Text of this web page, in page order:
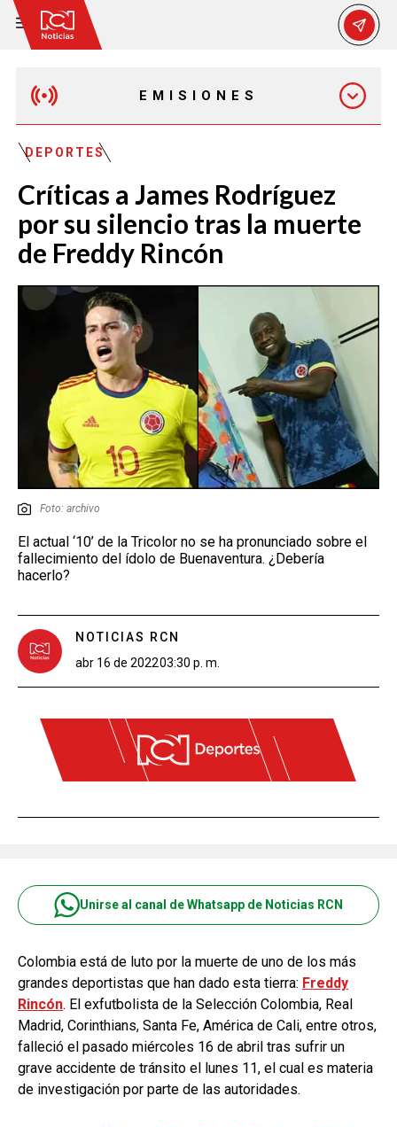
EMISIONES
EMISIÓN 7:00 PM
DEPORTES
Críticas a James Rodríguez
por su silencio tras la muerte
de Freddy Rincón
Foto: archivo
El actual ‘10’ de la Tricolor no se ha pronunciado sobre el
fallecimiento del ídolo de Buenaventura. ¿Debería
hacerlo?
NOTICIAS RCN
abr 16 de 202203:30 p. m.
Unirse al canal de Whatsapp de Noticias RCN
Colombia está de luto por la muerte de uno de los más
grandes deportistas que han dado esta tierra: Freddy
Rincón. El exfutbolista de la Selección Colombia, Real
Madrid, Corinthians, Santa Fe, América de Cali, entre otros,
falleció el pasado miércoles 16 de abril tras sufrir un
grave accidente de tránsito el lunes 11, el cual es materia
de investigación por parte de las autoridades.